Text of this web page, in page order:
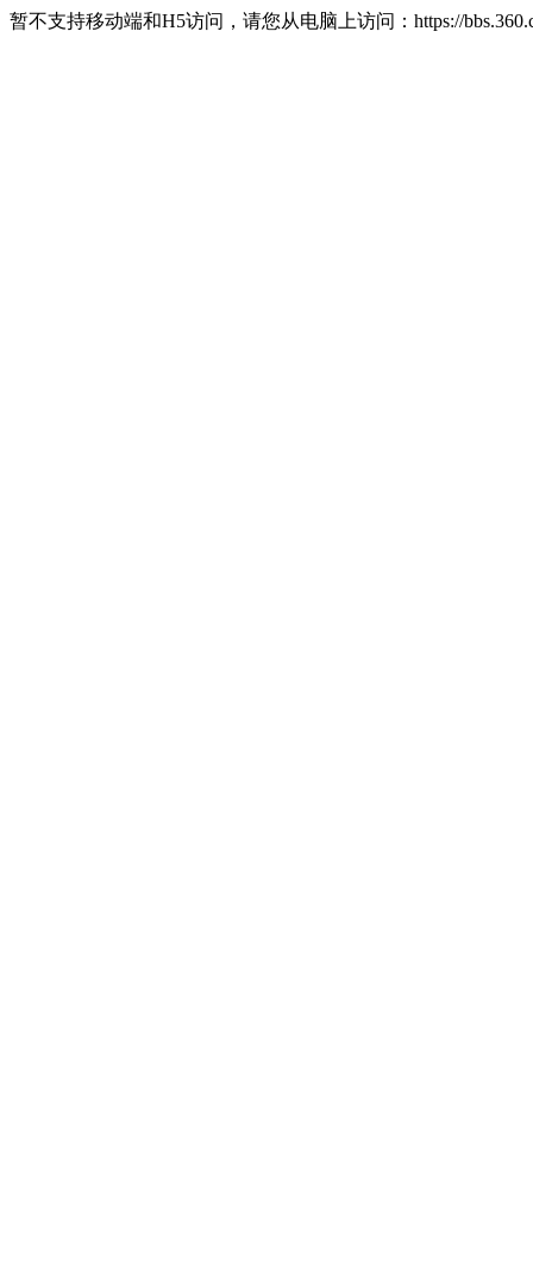
暂不支持移动端和H5访问，请您从电脑上访问：https://